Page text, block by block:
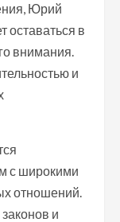
Юрий
оставаться в
внимания.
и
с широкими
отношений.
и